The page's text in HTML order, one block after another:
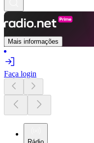
Mais informações
Faça login